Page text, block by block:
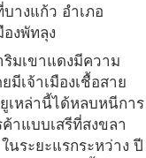
างแก้ว อำเภอ
งพัทลุง
ริมเขาแดงมีความ
เจ้าเมืองเชื้อสาย
เหล่านี้ได้หลบหนีการ
าแบบเสรีที่สงขลา
นระยะแรกระหว่าง ปี